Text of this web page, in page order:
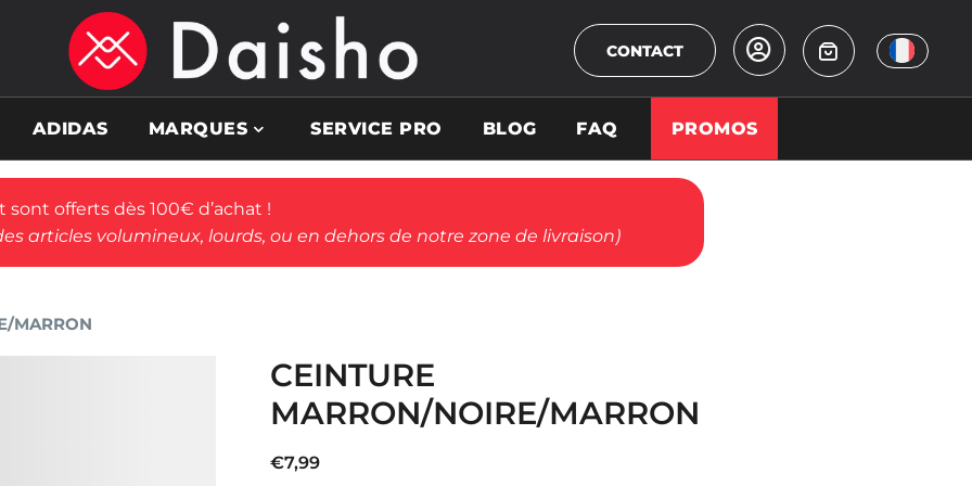
CONTACT
ADIDAS MARQUES SERVICE PRO BLOG FAQ PROMOS
sont offerts dès 100€ d’achat !
articles volumineux, lourds, ou en dehors de notre zone de livraison)
MARRON
CEINTURE
MARRON/NOIRE/MARRON
€7,99